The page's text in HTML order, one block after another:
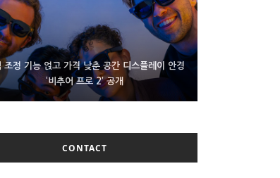
조정 기능 얹고 가격 낮춘 공간 디스플레이 안경
‘비추어 프로 2’ 공개
족에 10억달러어치 아이폰18 프로세서 패키징
대기 중
300~400달러 반지형 스피커 준비하는 오픈AI
CONTACT